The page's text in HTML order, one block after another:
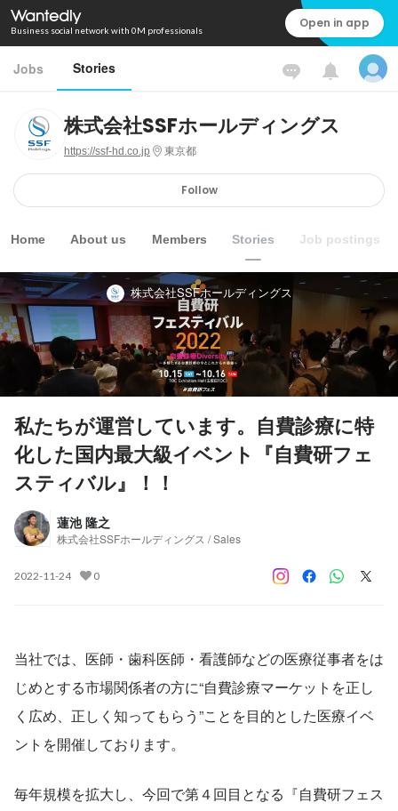
Business social network with 0M professionals Open in app
Jobs Stories
株式会社SSFホールディングス
https://ssf-hd.co.jp 東京都
Follow
Home About us Members Stories Job postings
株式会社SSFホールディングス
私たちが運営しています。自費診療に特
化した国内最大級イベント『自費研フェ
スティバル』！！
蓮池 隆之
株式会社SSFホールディングス / Sales
2022-11-24 0
当社では、医師・歯科医師・看護師などの医療従事者をは
じめとする市場関係者の方に“自費診療マーケットを正し
く広め、正しく知ってもらう”ことを目的とした医療イベ
ントを開催しております。
毎年規模を拡大し、今回で第４回目となる『自費研フェス